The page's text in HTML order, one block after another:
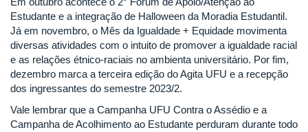
Estudante e a integração de Halloween da Moradia Estudantil.
Já em novembro, o Mês da Igualdade + Equidade movimenta
diversas atividades com o intuito de promover a igualdade racial
e as relações étnico-raciais no ambienta universitário. Por fim,
dezembro marca a terceira edição do Agita UFU e a recepção
dos ingressantes do semestre 2023/2.
Vale lembrar que a Campanha UFU Contra o Assédio e a
Campanha de Acolhimento ao Estudante perduram durante todo